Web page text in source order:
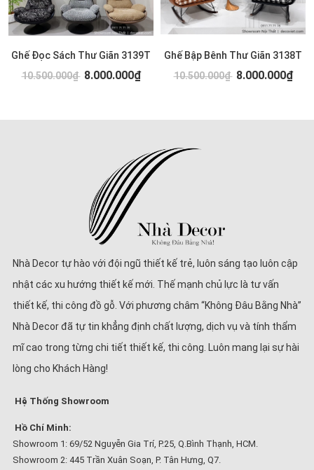
Ghế Đọc Sách Thư Giãn 3139T
10.500.000₫ 8.000.000₫
Ghế Bập Bênh Thư Giãn 3138T
10.500.000₫ 8.000.000₫
Nhà Decor tự hào với đội ngũ thiết kế trẻ, luôn sáng tạo luôn cập
nhật các xu hướng thiết kế mới. Thế mạnh chủ lực là tư vấn
thiết kế, thi công đồ gỗ. Với phương châm “Không Đâu Bằng Nhà”
Nhà Decor đã tự tin khẳng định chất lượng, dịch vụ và tính thẩm
mĩ cao trong từng chi tiết thiết kế, thi công. Luôn mang lại sự hài
lòng cho Khách Hàng!
Hệ Thống Showroom
Hồ Chí Minh:
Showroom 1: 69/52 Nguyễn Gia Trí, P.25, Q.Bình Thạnh, HCM.
Showroom 2: 445 Trần Xuân Soạn, P. Tân Hưng, Q7.